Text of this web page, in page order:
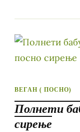
ВЕГАН ( ПОСНО)
Полнети
сирење